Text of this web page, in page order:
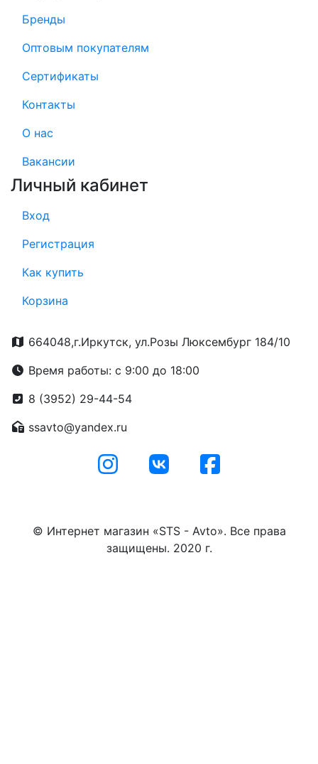
Бренды
Оптовым покупателям
Сертификаты
Контакты
О нас
Вакансии
Личный кабинет
Вход
Регистрация
Как купить
Корзина
664048,г.Иркутск, ул.Розы Люксембург 184/10
Время работы: с 9:00 до 18:00
8 (3952) 29-44-54
ssavto@yandex.ru
© Интернет магазин «STS - Avto». Все права
защищены. 2020 г.